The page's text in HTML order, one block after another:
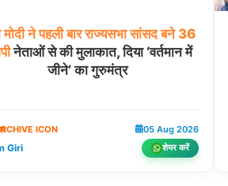
मोदी ने पहली बार राज्यसभा सांसद बने 36
नेताओं से की मुलाकात, दिया ‘वर्तमान में
जीने’ का गुरुमंत्र
05 Aug 2026
Giri शेयर करें